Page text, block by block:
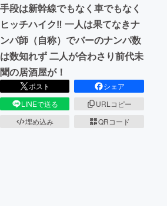
手段は新幹線でもなく車でもなく
ヒッチハイク‼ 一人は果てなきナ
ンパ師（自称）でバーのナンパ数
は数知れず 二人が合わさり前代未
聞の居酒屋が！
ポスト
シェア
LINEで送る
URLコピー
埋め込み
QRコード